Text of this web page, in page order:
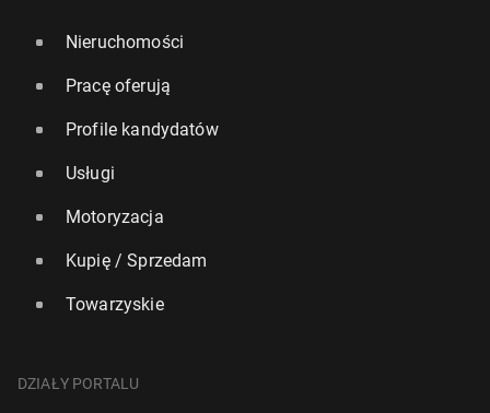
Nieruchomości
Pracę oferują
Profile kandydatów
Usługi
Motoryzacja
Kupię / Sprzedam
Towarzyskie
DZIAŁY PORTALU